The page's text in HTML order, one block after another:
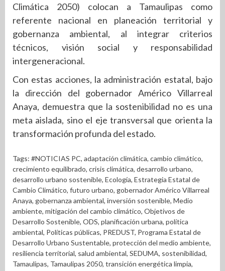
Climática 2050) colocan a Tamaulipas como
referente nacional en planeación territorial y
gobernanza ambiental, al integrar criterios
técnicos, visión social y responsabilidad
intergeneracional.
Con estas acciones, la administración estatal, bajo
la dirección del gobernador Américo Villarreal
Anaya, demuestra que la sostenibilidad no es una
meta aislada, sino el eje transversal que orienta la
transformación profunda del estado.
Tags: #NOTICIAS PC, adaptación climática, cambio climático,
crecimiento equilibrado, crisis climática, desarrollo urbano,
desarrollo urbano sostenible, Ecología, Estrategia Estatal de
Cambio Climático, futuro urbano, gobernador Américo Villarreal
Anaya, gobernanza ambiental, inversión sostenible, Medio
ambiente, mitigación del cambio climático, Objetivos de
Desarrollo Sostenible, ODS, planificación urbana, política
ambiental, Políticas públicas, PREDUST, Programa Estatal de
Desarrollo Urbano Sustentable, protección del medio ambiente,
resiliencia territorial, salud ambiental, SEDUMA, sostenibilidad,
Tamaulipas, Tamaulipas 2050, transición energética limpia,